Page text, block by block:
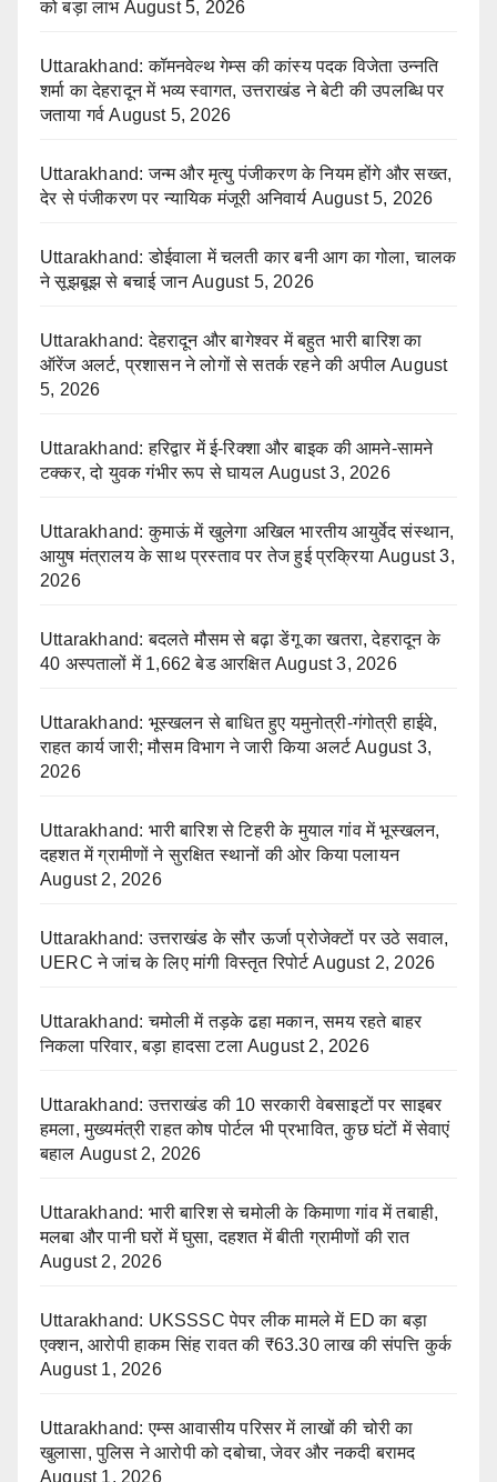
को बड़ा लाभ August 5, 2026
Uttarakhand: कॉमनवेल्थ गेम्स की कांस्य पदक विजेता उन्नति
शर्मा का देहरादून में भव्य स्वागत, उत्तराखंड ने बेटी की उपलब्धि पर
जताया गर्व August 5, 2026
Uttarakhand: जन्म और मृत्यु पंजीकरण के नियम होंगे और सख्त,
देर से पंजीकरण पर न्यायिक मंजूरी अनिवार्य August 5, 2026
Uttarakhand: डोईवाला में चलती कार बनी आग का गोला, चालक
ने सूझबूझ से बचाई जान August 5, 2026
Uttarakhand: देहरादून और बागेश्वर में बहुत भारी बारिश का
ऑरेंज अलर्ट, प्रशासन ने लोगों से सतर्क रहने की अपील August
5, 2026
Uttarakhand: हरिद्वार में ई-रिक्शा और बाइक की आमने-सामने
टक्कर, दो युवक गंभीर रूप से घायल August 3, 2026
Uttarakhand: कुमाऊं में खुलेगा अखिल भारतीय आयुर्वेद संस्थान,
आयुष मंत्रालय के साथ प्रस्ताव पर तेज हुई प्रक्रिया August 3,
2026
Uttarakhand: बदलते मौसम से बढ़ा डेंगू का खतरा, देहरादून के
40 अस्पतालों में 1,662 बेड आरक्षित August 3, 2026
Uttarakhand: भूस्खलन से बाधित हुए यमुनोत्री-गंगोत्री हाईवे,
राहत कार्य जारी; मौसम विभाग ने जारी किया अलर्ट August 3,
2026
Uttarakhand: भारी बारिश से टिहरी के मुयाल गांव में भूस्खलन,
दहशत में ग्रामीणों ने सुरक्षित स्थानों की ओर किया पलायन
August 2, 2026
Uttarakhand: उत्तराखंड के सौर ऊर्जा प्रोजेक्टों पर उठे सवाल,
UERC ने जांच के लिए मांगी विस्तृत रिपोर्ट August 2, 2026
Uttarakhand: चमोली में तड़के ढहा मकान, समय रहते बाहर
निकला परिवार, बड़ा हादसा टला August 2, 2026
Uttarakhand: उत्तराखंड की 10 सरकारी वेबसाइटों पर साइबर
हमला, मुख्यमंत्री राहत कोष पोर्टल भी प्रभावित, कुछ घंटों में सेवाएं
बहाल August 2, 2026
Uttarakhand: भारी बारिश से चमोली के किमाणा गांव में तबाही,
मलबा और पानी घरों में घुसा, दहशत में बीती ग्रामीणों की रात
August 2, 2026
Uttarakhand: UKSSSC पेपर लीक मामले में ED का बड़ा
एक्शन, आरोपी हाकम सिंह रावत की ₹63.30 लाख की संपत्ति कुर्क
August 1, 2026
Uttarakhand: एम्स आवासीय परिसर में लाखों की चोरी का
खुलासा, पुलिस ने आरोपी को दबोचा, जेवर और नकदी बरामद
August 1, 2026